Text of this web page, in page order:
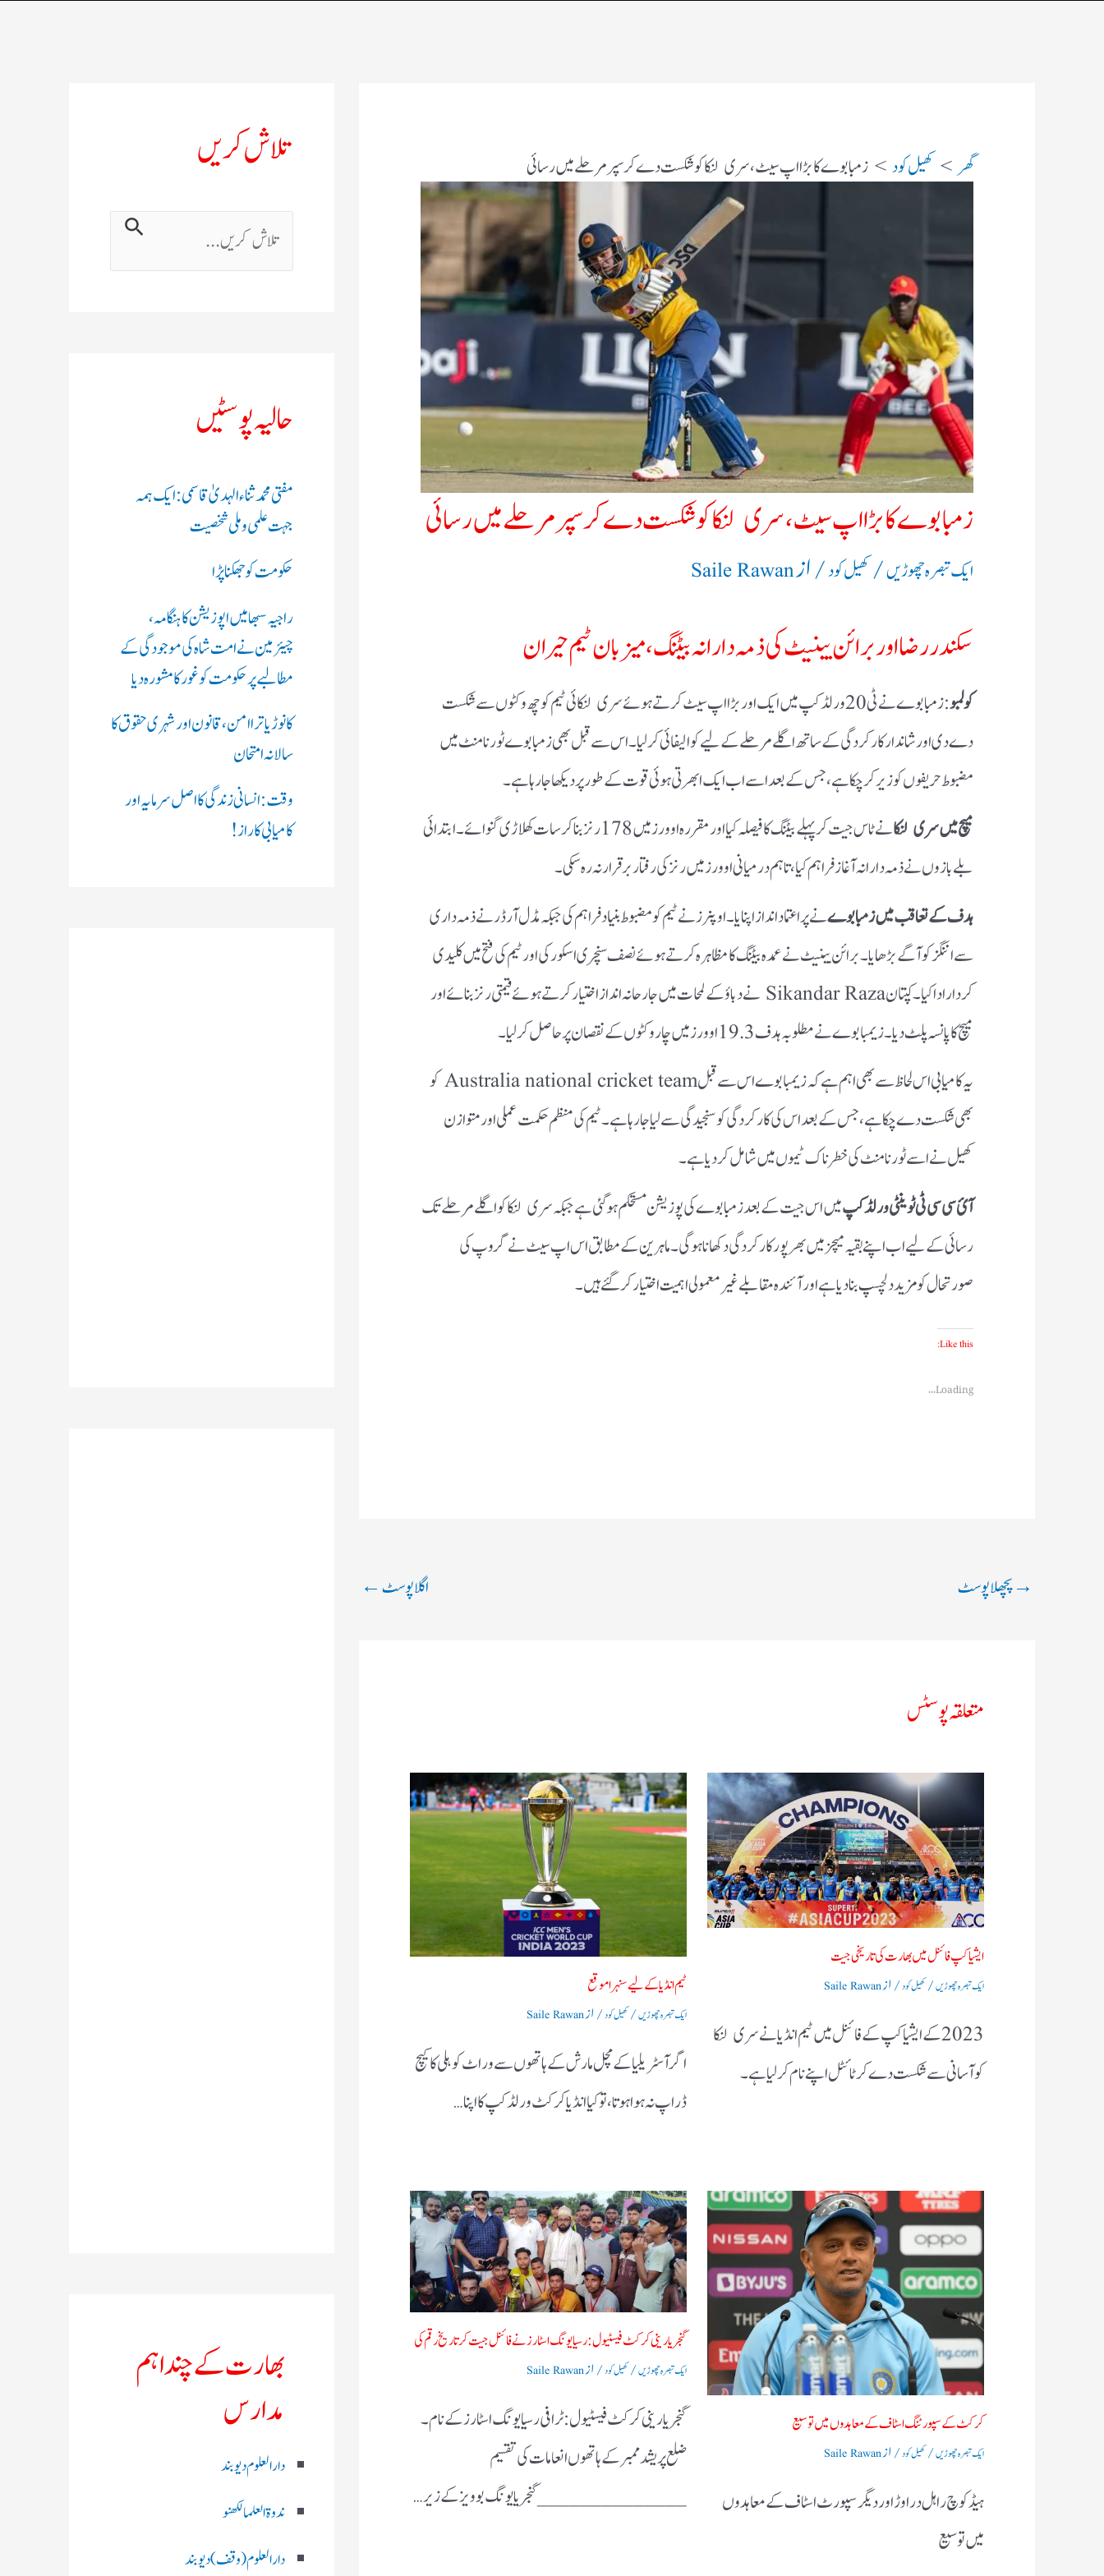
گھر کھیل کود زمبابوے کا بڑا اپ سیٹ، سری لنکا کو شکست دے کر سپر مرحلے میں رسائی
زمبابوے کا بڑا اپ سیٹ، سری لنکا کو شکست دے کر سپر مرحلے میں رسائی
ایک تبصرہ چھوڑیں/کھیل کود/ ازSaile Rawan
سکندر رضا اور برائن بینیٹ کی ذمہ دارانہ بیٹنگ، میزبان ٹیم حیران
کولمبو
: زمبابوے نے ٹی20 ورلڈ کپ میں ایک اور بڑا اپ سیٹ کرتے ہوئے سری لنکائی ٹیم کو چھ وکٹوں سے شکست
دے دی اور شاندار کارکردگی کے ساتھ اگلے مرحلے کے لیے کوالیفائی کر لیا۔ اس سے قبل بھی زمبابوے ٹورنامنٹ میں
مضبوط حریفوں کو زیر کر چکا ہے، جس کے بعد اسے اب ایک ابھرتی ہوئی قوت کے طور پر دیکھا جا رہا ہے۔
میچ میں سری لنکا
نے ٹاس جیت کر پہلے بیٹنگ کا فیصلہ کیا اور مقررہ اوورز میں 178 رنز بنا کر سات کھلاڑی گنوائے۔ ابتدائی
بلے بازوں نے ذمہ دارانہ آغاز فراہم کیا، تاہم درمیانی اوورز میں رنز کی رفتار برقرار نہ رہ سکی۔
ہدف کے تعاقب میں زمبابوےنے پراعتماد انداز اپنایا۔ اوپنرز نے ٹیم کو مضبوط بنیاد فراہم کی جبکہ مڈل آرڈر نے ذمہ داری
سے اننگز کو آگے بڑھایا۔ برائن بینیٹ نے عمدہ بیٹنگ کا مظاہرہ کرتے ہوئے نصف سنچری اسکور کی اور ٹیم کی فتح میں کلیدی
کردار ادا کیا۔ کپتان Sikandar Raza نے دباؤ کے لمحات میں جارحانہ انداز اختیار کرتے ہوئے قیمتی رنز بنائے اور
میچ کا پانسہ پلٹ دیا۔ زیمبابوے نے مطلوبہ ہدف 19.3 اوورز میں چار وکٹوں کے نقصان پر حاصل کر لیا۔
یہ کامیابی اس لحاظ سے بھی اہم ہے کہ زیمبابوے اس سے قبل Australia national cricket team کو
بھی شکست دے چکا ہے، جس کے بعد اس کی کارکردگی کو سنجیدگی سے لیا جا رہا ہے۔ ٹیم کی منظم حکمت عملی اور متوازن
کھیل نے اسے ٹورنامنٹ کی خطرناک ٹیموں میں شامل کر دیا ہے۔
آئ سی سی ٹی ٹوینٹی ورلڈ کپمیں اس جیت کے بعد زمبابوے کی پوزیشن مستحکم ہو گئی ہے جبکہ سری لنکا کو اگلے مرحلے تک
رسائی کے لیے اب اپنے بقیہ میچز میں بھرپور کارکردگی دکھانا ہوگی۔ ماہرین کے مطابق اس اپ سیٹ نے گروپ کی
صورتحال کو مزید دلچسپ بنا دیا ہے اور آئندہ مقابلے غیر معمولی اہمیت اختیار کر گئے ہیں۔
Like this:
Loading...
→پچھلا پوسٹ اگلا پوسٹ←
متعلقہ پوسٹس
ایشیا کپ فائنل میں بھارت کی تاریخی جیت
ایک تبصرہ چھوڑیں/کھیل کود/ ازSaile Rawan
2023 کے ایشیا کپ کے فائنل میں ٹیم انڈیا نے سری لنکا
کو آسانی سے شکست دے کر ٹائٹل اپنے نام کرلیا ہے۔
ٹیم انڈیا کے لیے سنہرا موقع
ایک تبصرہ چھوڑیں/کھیل کود/ ازSaile Rawan
اگر آسٹریلیا کے مچل مارش کے ہاتھوں سے وراٹ کوہلی کا کیچ
ڈراپ نہ ہوا ہوتا ، تو کیا انڈیا کرکٹ ورلڈ کپ کا اپنا…
کرکٹ کے سپورٹنگ اسٹاف کے معاہدوں میں توسیع
ایک تبصرہ چھوڑیں/کھیل کود/ ازSaile Rawan
ہیڈ کوچ راہل دراوڑ اور دیگر سپورٹ اسٹاف کے معاہدوں
میں توسیع
گنجریا رینی کرکٹ فیسٹیول: رسیا یونگ اسٹارز نے فائنل جیت کر تاریخ رقم کی
ایک تبصرہ چھوڑیں/کھیل کود/ ازSaile Rawan
گنجریا رینی کرکٹ فیسٹیول: ٹرافی رسیا یونگ اسٹارز کے نام ۔
ضلع پریشد ممبر کے ہاتھوں انعامات کی تقسیم
______________ گنجریا یونگ بوویز کے زیر…
تلاش کریں
ت
ل
ر
ی
ں
:
حالیہ پوسٹیں
مفتی محمد ثناء الہدیٰ قاسمی: ایک ہمہ
جہت علمی و ملی شخصیت
حکومت کو جھکنا پڑا
راجیہ سبھا میں اپوزیشن کا ہنگامہ،
چیئرمین نے امت شاہ کی موجودگی کے
مطالبے پر حکومت کو غور کا مشورہ دیا
کانوڑ یاترا امن،قانون اور شہری حقوق کا
سالانہ امتحان
وقت: انسانی زندگی کا اصل سرمایہ اور
کامیابی کا راز !
بھارت کے چند اہم
مدارس
دارالعلوم دیوبند
ندوۃالعلما لکھنو
دارالعلوم (وقف)دیوبند